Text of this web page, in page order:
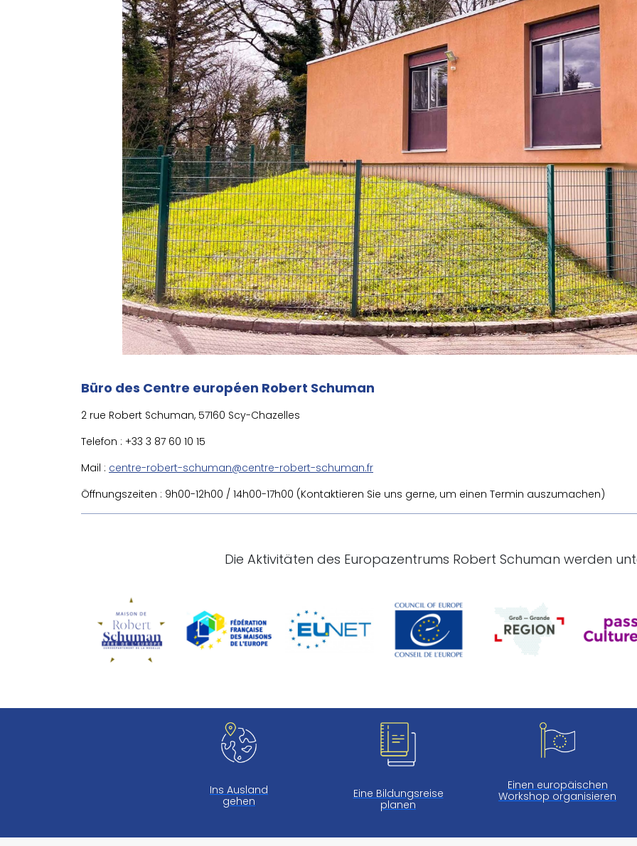
Büro des Centre européen Robert Schuman
2 rue Robert Schuman, 57160 Scy-Chazelles
Telefon : +33 3 87 60 10 15
Mail : centre-robert-schuman@centre-robert-schuman.fr
Öffnungszeiten : 9h00-12h00 / 14h00-17h00 (Kontaktieren Sie uns gerne, um einen Termin auszumachen)
Die Aktivitäten des Europazentrums Robert Schuman werden
Ins Ausland
gehen
Eine Bildungsreise
planen
Einen europäischen
Workshop organisieren